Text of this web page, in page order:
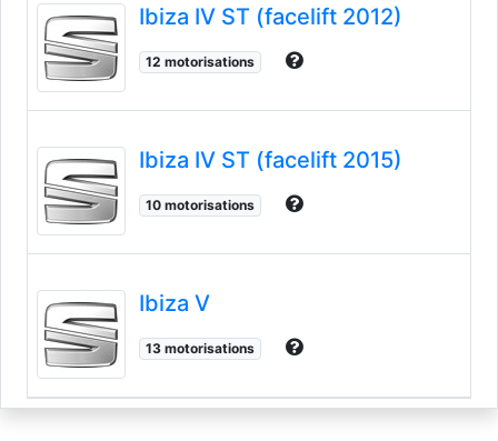
Ibiza IV ST (facelift 2012)
12 motorisations
Ibiza IV ST (facelift 2015)
10 motorisations
Ibiza V
13 motorisations